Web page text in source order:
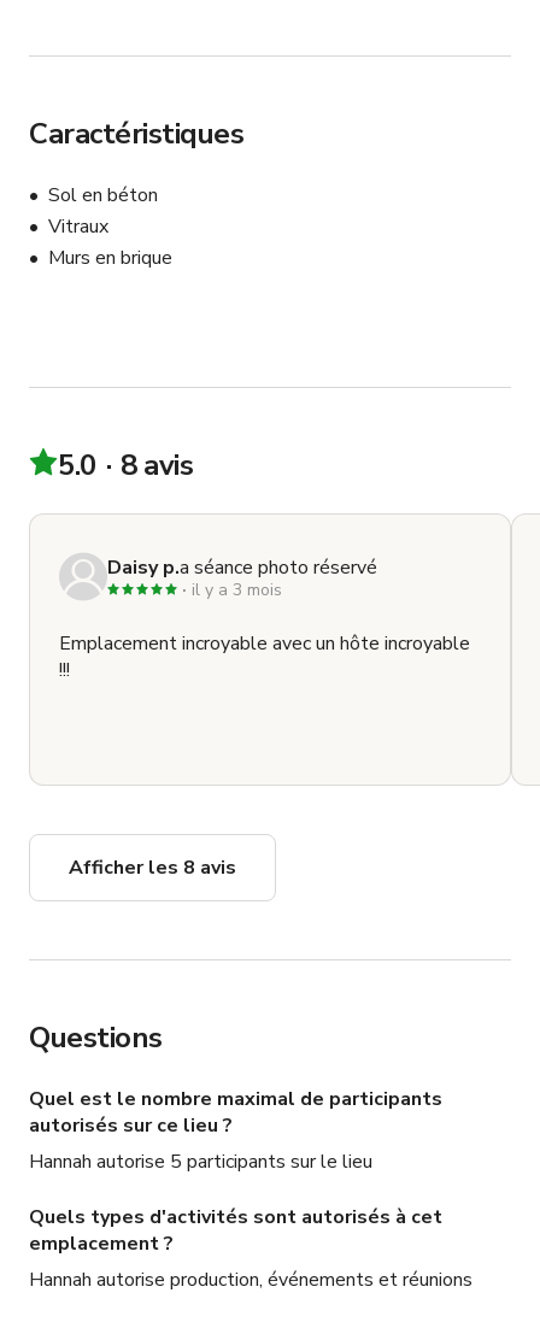
Caractéristiques
Sol en béton
Vitraux
Murs en brique
5.0 8 avis
Daisy p.a séance photo réservé
il y a 3 mois
Emplacement incroyable avec un hôte incroyable
!!!
Afficher les 8 avis
Questions
Quel est le nombre maximal de participants
autorisés sur ce lieu ?
Hannah autorise 5 participants sur le lieu
Quels types d'activités sont autorisés à cet
emplacement ?
Hannah autorise production, événements et réunions